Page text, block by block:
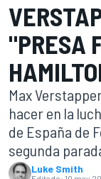
"PRESA
Max
hacer en la
de España de
segunda
Luke Smith